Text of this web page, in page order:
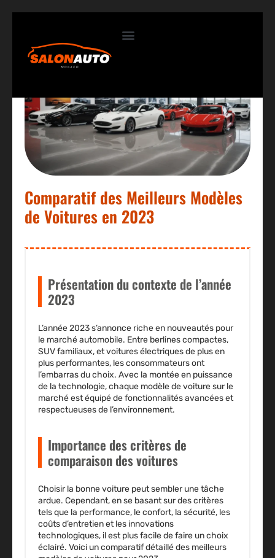
Comparatif des Meilleurs Modèles
de Voitures en 2023
Présentation du contexte de l’année
2023
L’année 2023 s’annonce riche en nouveautés pour
le marché automobile. Entre berlines compactes,
SUV familiaux, et voitures électriques de plus en
plus performantes, les consommateurs ont
l’embarras du choix. Avec la montée en puissance
de la technologie, chaque modèle de voiture sur le
marché est équipé de fonctionnalités avancées et
respectueuses de l’environnement.
Importance des critères de
comparaison des voitures
Choisir la bonne voiture peut sembler une tâche
ardue. Cependant, en se basant sur des critères
tels que la performance, le confort, la sécurité, les
coûts d’entretien et les innovations
technologiques, il est plus facile de faire un choix
éclairé. Voici un comparatif détaillé des meilleurs